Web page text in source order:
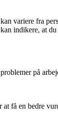
variere fra
indikere, at
på
at få en bedre